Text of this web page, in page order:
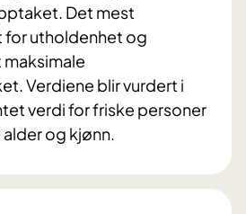
Det mest
for utholdenhet og
Verdiene blir vurdert i
verdi for friske personer
og kjønn.